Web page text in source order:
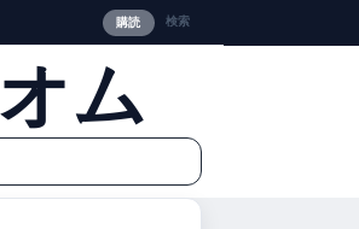
購読 検索
ム